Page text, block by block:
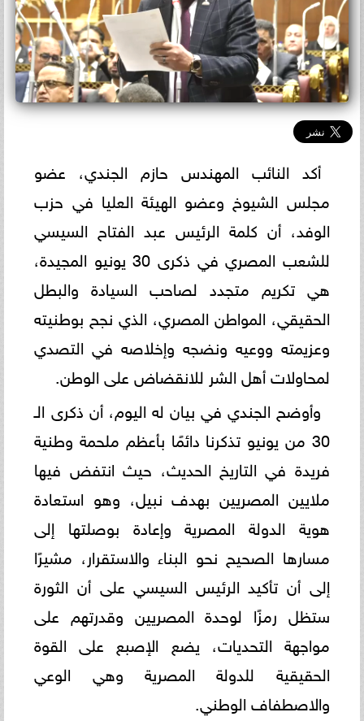
أكد النائب المهندس حازم الجندي، عضو
مجلس الشيوخ وعضو الهيئة العليا في حزب
الوفد، أن كلمة الرئيس عبد الفتاح السيسي
للشعب المصري في ذكرى 30 يونيو المجيدة،
هي تكريم متجدد لصاحب السيادة والبطل
الحقيقي، المواطن المصري، الذي نجح بوطنيته
وعزيمته ووعيه ونضجه وإخلاصه في التصدي
لمحاولات أهل الشر للانقضاض على الوطن.
وأوضح الجندي في بيان له اليوم، أن ذكرى الـ
30 من يونيو تذكرنا دائمًا بأعظم ملحمة وطنية
فريدة في التاريخ الحديث، حيث انتفض فيها
ملايين المصريين بهدف نبيل، وهو استعادة
هوية الدولة المصرية وإعادة بوصلتها إلى
مسارها الصحيح نحو البناء والاستقرار، مشيرًا
إلى أن تأكيد الرئيس السيسي على أن الثورة
ستظل رمزًا لوحدة المصريين وقدرتهم على
مواجهة التحديات، يضع الإصبع على القوة
الحقيقية للدولة المصرية وهي الوعي
والاصطفاف الوطني.